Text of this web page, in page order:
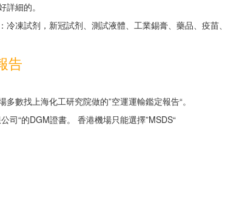
細的。
凍試剂，新冠試剂、測試液體、工業錫膏、藥品、疫苗
告
數找上海化工研究院做的”空運運輸鑑定報告“。
司“的DGM證書。 香港機場只能選擇”MSDS“